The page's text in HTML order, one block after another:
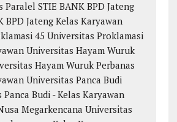
Paralel STIE BANK BPD Jateng
BPD Jateng Kelas Karyawan
45 Universitas Proklamasi
Universitas Hayam Wuruk
Hayam Wuruk Perbanas
Universitas Panca Budi
Budi - Kelas Karyawan
Megarkencana Universitas